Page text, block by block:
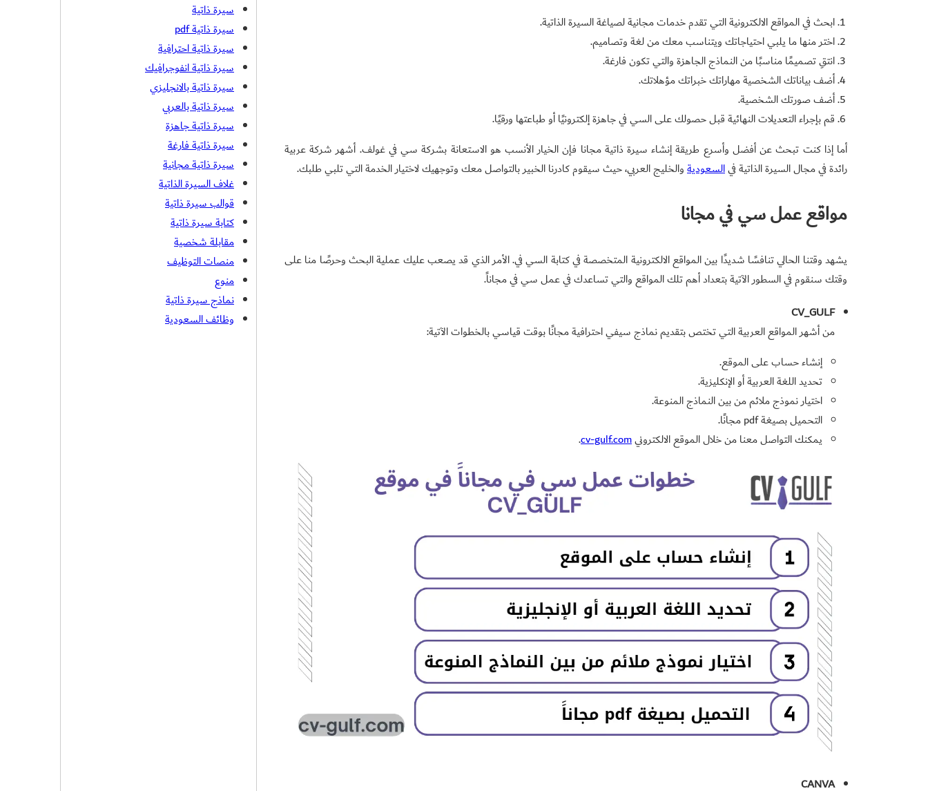
ابحث في المواقع الالكترونية التي تقدم خدمات مجانية لصياغة السيرة الذاتية.
اختر منها ما يلبي احتياجاتك ويتناسب معك من لغة وتصاميم.
انتقِ تصميمًا مناسبًا من النماذج الجاهزة والتي تكون فارغة.
أضف بياناتك الشخصية مهاراتك خبراتك مؤهلاتك.
أضف صورتك الشخصية.
قم بإجراء التعديلات النهائية قبل حصولك على السي في جاهزة إلكترونيًا أو طباعتها ورقيًا.
أما إذا كنت تبحث عن أفضل وأسرع طريقة إنشاء سيرة ذاتية مجانا فإن الخيار الأنسب هو الاستعانة بشركة سي في غولف. أشهر شركة عربية
رائدة في مجال السيرة الذاتية فيالسعوديةوالخليج العربي، حيث سيقوم كادرنا الخبير بالتواصل معك وتوجهيك لاختيار الخدمة التي تلبي طلبك.
مواقع عمل سي في مجانا
يشهد وقتنا الحالي تنافسًا شديدًا بين المواقع الالكترونية المتخصصة في كتابة السي في. الأمر الذي قد يصعب عليك عملية البحث وحرصًا منا على
وقتك سنقوم في السطور الآتية بتعداد أهم تلك المواقع والتي تساعدك في عمل سي في مجاناً.
CV_GULF
من أشهر المواقع العربية التي تختص بتقديم نماذج سيفي احترافية مجانًا بوقت قياسي بالخطوات الآتية:
إنشاء حساب على الموقع.
تحديد اللغة العربية أو الإنكليزية.
اختيار نموذج ملائم من بين النماذج المنوعة.
التحميل بصيغة pdf مجانًا.
يمكنك التواصل معنا من خلال الموقع الالكترونيcv-gulf.com
.
CANVA
سيرة ذاتية
سيرة ذاتية pdf
سيرة ذاتية احترافية
سيرة ذاتية انفوجرافيك
سيرة ذاتية بالانجليزي
سيرة ذاتية بالعربي
سيرة ذاتية جاهزة
سيرة ذاتية فارغة
سيرة ذاتية مجانية
غلاف السيرة الذاتية
قوالب سيرة ذاتية
كتابة سيرة ذاتية
مقابلة شخصية
منصات التوظيف
منوع
نماذج سيرة ذاتية
وظائف السعودية